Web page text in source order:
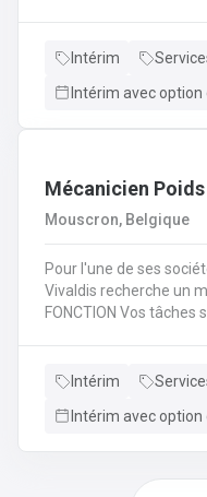
charge de différentes
Intérim
Intérim avec
Mécanicien
Mouscron, Belgique
Pour l'une de ses
Vivaldis recherche un
FONCTION Vos tâches seront les suivantes : Se charger du
Cela consiste à : -
avec précision les
Intérim
Intérim avec